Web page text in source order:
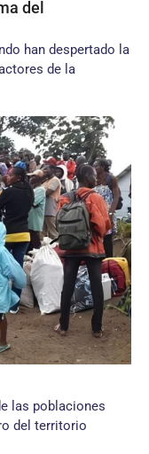
del
han despertado la
de la
las poblaciones
del territorio